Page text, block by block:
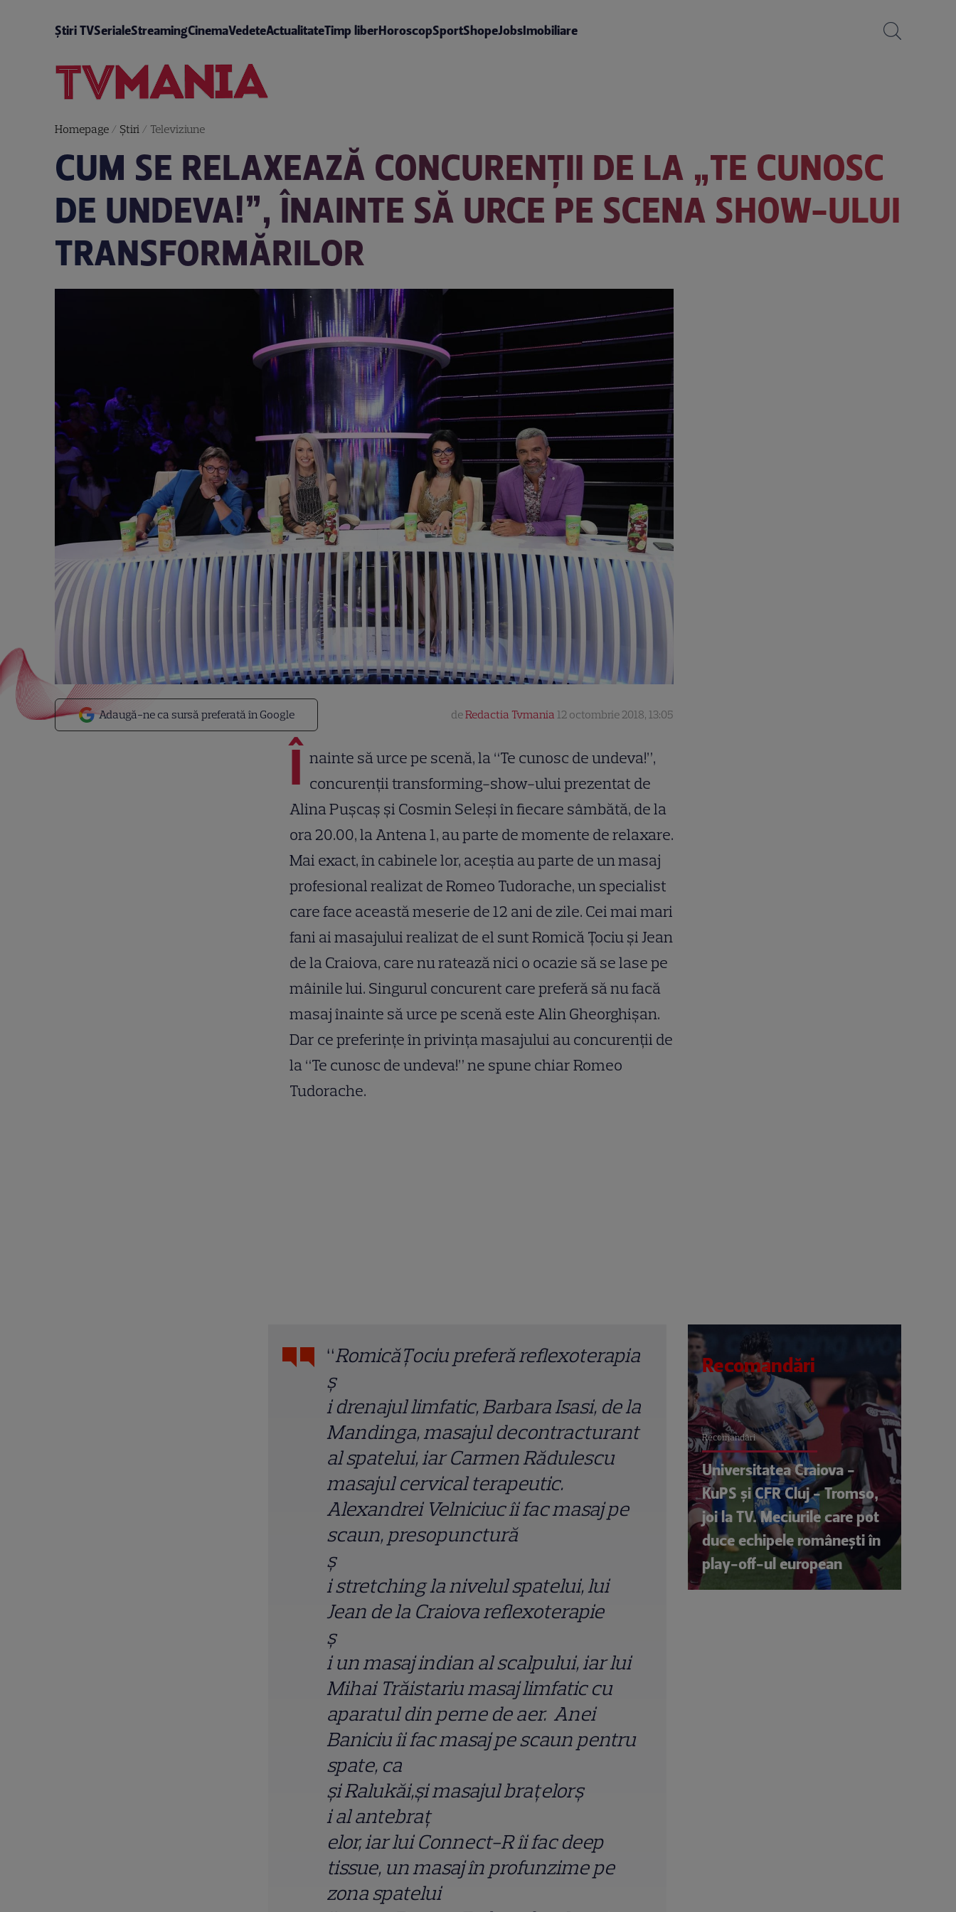
Știri TVSerialeStreamingCinemaVedeteActualitateTimp liberHoroscopSportShopeJobsImobiliare
Homepage/ Știri/ Televiziune
CUM SE RELAXEAZĂ CONCURENȚII DE LA „TE CUNOSC
DE UNDEVA!”, ÎNAINTE SĂ URCE PE SCENA SHOW-ULUI
TRANSFORMĂRILOR
Adaugă-ne ca sursă preferată în Google deRedactia Tvmania 12 octombrie 2018, 13:05
Î nainte să urce pe scenă, la “Te cunosc de undeva!”,
concurenții transforming-show-ului prezentat de
Alina Pușcaș și Cosmin Seleși în fiecare sâmbătă, de la
ora 20.00, la Antena 1, au parte de momente de relaxare.
Mai exact, în cabinele lor, aceștia au parte de un masaj
profesional realizat de Romeo Tudorache, un specialist
care face această meserie de 12 ani de zile. Cei mai mari
fani ai masajului realizat de el sunt Romică Țociu și Jean
de la Craiova, care nu ratează nici o ocazie să se lase pe
mâinile lui. Singurul concurent care preferă să nu facă
masaj înainte să urce pe scenă este Alin Gheorghișan.
Dar ce preferințe în privința masajului au concurenții de
la “Te cunosc de undeva!” ne spune chiar Romeo
Tudorache.
“RomicăȚociu preferă reflexoterapia
ș
i drenajul limfatic, Barbara Isasi, de la
Mandinga, masajul decontracturant
al spatelui, iar Carmen Rădulescu
masajul cervical terapeutic.
Alexandrei Velniciuc îi fac masaj pe
scaun, presopunctură
ș
i stretching la nivelul spatelui, lui
Jean de la Craiova reflexoterapie
ș
i un masaj indian al scalpului, iar lui
Mihai Trăistariu masaj limfatic cu
aparatul din perne de aer. Anei
Baniciu îi fac masaj pe scaun pentru
spate, ca
și Ralukăi,și masajul brațelorș
i al antebraț
elor, iar lui Connect-R îi fac deep
tissue, un masaj în profunzime pe
zona spatelui
Recomandări
Recomandări
Universitatea Craiova -
KuPS și CFR Cluj - Tromso,
joi la TV. Meciurile care pot
duce echipele românești în
play-off-ul european